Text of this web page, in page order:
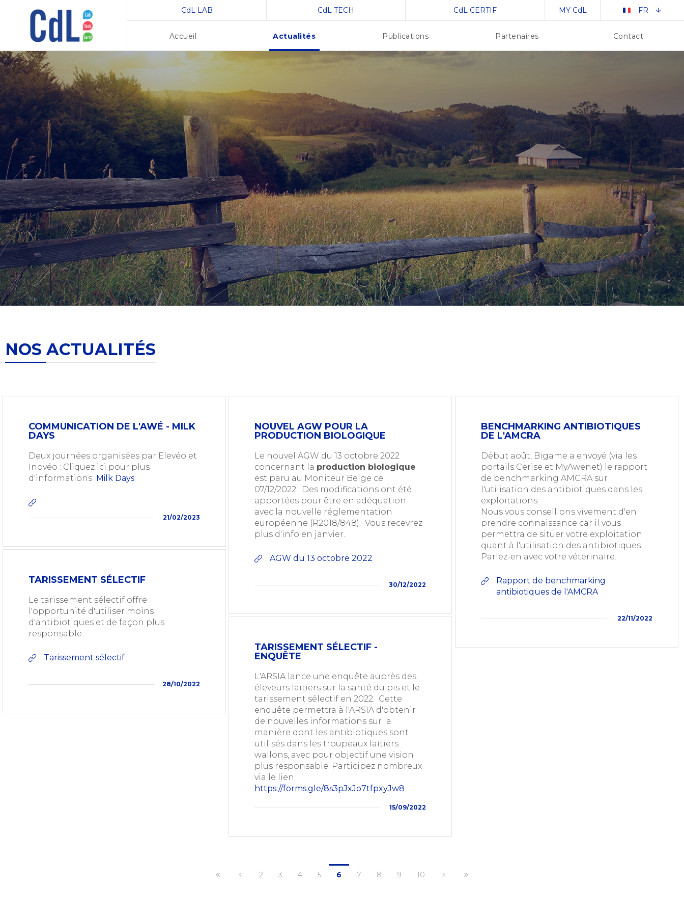
Accueil Actualités Publications Partenaires Contact
CdL LAB CdL TECH CdL CERTIF MY CdL FR
NOS ACTUALITÉS
COMMUNICATION DE L'AWÉ - MILK
DAYS
Deux journées organisées par Elevéo et
Inovéo : Cliquez ici pour plus
d'informations Milk Days
21/02/2023
NOUVEL AGW POUR LA
PRODUCTION BIOLOGIQUE
Le nouvel AGW du 13 octobre 2022
concernant la production biologique
est paru au Moniteur Belge ce
07/12/2022. Des modifications ont été
apportées pour être en adéquation
avec la nouvelle réglementation
européenne (R2018/848). Vous recevrez
plus d'info en janvier.
AGW du 13 octobre 2022
30/12/2022
BENCHMARKING ANTIBIOTIQUES
DE L'AMCRA
Début août, Bigame a envoyé (via les
portails Cerise et MyAwenet) le rapport
de benchmarking AMCRA sur
l'utilisation des antibiotiques dans les
exploitations.
Nous vous conseillons vivement d'en
prendre connaissance car il vous
permettra de situer votre exploitation
quant à l'utilisation des antibiotiques.
Parlez-en avec votre vétérinaire.
Rapport de benchmarking
antibiotiques de l'AMCRA
22/11/2022
TARISSEMENT SÉLECTIF
Le tarissement sélectif offre
l'opportunité d'utiliser moins
d'antibiotiques et de façon plus
responsable.
Tarissement sélectif
28/10/2022
TARISSEMENT SÉLECTIF -
ENQUÊTE
L'ARSIA lance une enquête auprès des
éleveurs laitiers sur la santé du pis et le
tarissement sélectif en 2022. Cette
enquête permettra à l'ARSIA d'obtenir
de nouvelles informations sur la
manière dont les antibiotiques sont
utilisés dans les troupeaux laitiers
wallons, avec pour objectif une vision
plus responsable. Participez nombreux
via le lien
https://forms.gle/8s3pJxJo7tfpxyJw8
15/09/2022
2 3 4 5 6 7 8 9 10